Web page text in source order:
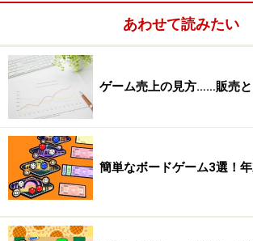
あわせて読みたい
ゲーム売上の見方……販売
簡単なボードゲーム3選！